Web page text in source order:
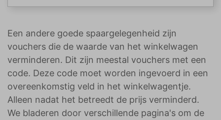
Een andere goede spaargelegenheid zijn
vouchers die de waarde van het winkelwagen
verminderen. Dit zijn meestal vouchers met een
code. Deze code moet worden ingevoerd in een
overeenkomstig veld in het winkelwagentje.
Alleen nadat het betreedt de prijs verminderd.
We bladeren door verschillende pagina's om de